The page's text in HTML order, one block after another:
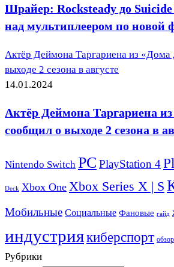
Шрайер: Rocksteady до Suicide
над мультиплеером по новой
Актёр Деймона Таргариена из «Дома
выходе 2 сезона в августе
14.01.2024
Актёр Деймона Таргариена
сообщил о выходе 2 сезона в
Nintendo Switch PC PlayStation 4
Deck Xbox One Xbox Series X | S
Мобильные Социальные Фановые гайд
индустриякиберспорт обзор
Рубрики